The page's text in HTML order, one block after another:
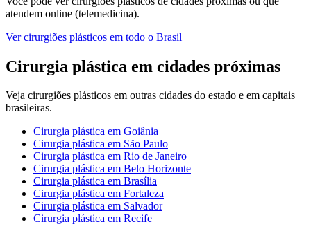
atendem online (telemedicina).
Vercirurgiões plásticos em todo o Brasil
Cirurgia plástica em cidades próximas
Veja cirurgiões plásticos em outras cidades do estado e em capitais
brasileiras.
Cirurgia plástica em Goiânia
Cirurgia plástica em São Paulo
Cirurgia plástica em Rio de Janeiro
Cirurgia plástica em Belo Horizonte
Cirurgia plástica em Brasília
Cirurgia plástica em Fortaleza
Cirurgia plástica em Salvador
Cirurgia plástica em Recife